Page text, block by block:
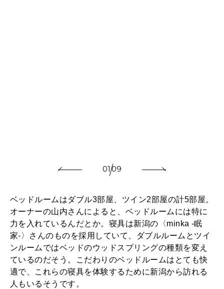
0109
ベッドルームはダブル3部屋、ツイン2部屋の計5部屋。
オーナーの山内さんによると、ベッドルームには特に
力を入れているんだとか。寝具は新潟の〈minka -眠
家-〉さんのものを採用していて、ダブルルームとツイ
ンルームではベッドのウッドスプリングの種類を変え
ているのだそう。こだわりのベッドルームはとても快
適で、これらの寝具を体験するために新潟から訪れる
人もいるそうです。